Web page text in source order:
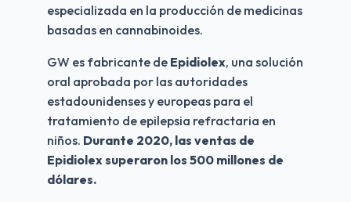
especializada en la producción de medicinas
basadas en cannabinoides.
GW es fabricante de Epidiolex, una solución
oral aprobada por las autoridades
estadounidenses y europeas para el
tratamiento de epilepsia refractaria en
niños. Durante 2020, las ventas de
Epidiolex superaron los 500 millones de
dólares.